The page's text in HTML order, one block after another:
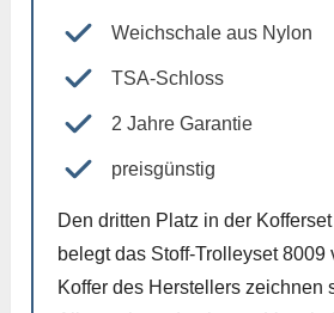
Weichschale aus Nylon
TSA-Schloss
2 Jahre Garantie
preisgünstig
Den dritten Platz in der
belegt das Stoff-Trolleyset
Koffer des Herstellers zeichnen